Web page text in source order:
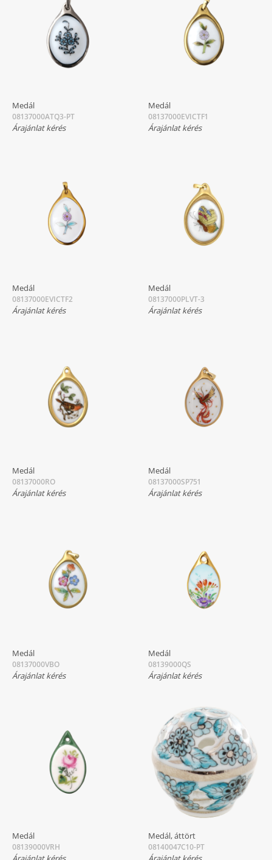
Medál
08137000ATQ3-PT
Árajánlat kérés
Medál
08137000EVICTF1
Árajánlat kérés
Medál
08137000EVICTF2
Árajánlat kérés
Medál
08137000PLVT-3
Árajánlat kérés
Medál
08137000RO
Árajánlat kérés
Medál
08137000SP751
Árajánlat kérés
Medál
08137000VBO
Árajánlat kérés
Medál
08139000QS
Árajánlat kérés
Medál
08139000VRH
Medál, áttört
08140047C10-PT